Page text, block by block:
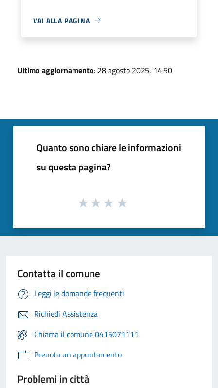
VAI ALLA PAGINA
Ultimo aggiornamento: 28 agosto 2025, 14:50
Quanto sono chiare le informazioni
su questa pagina?
Contatta il comune
Leggi le domande frequenti
Richiedi Assistenza
Chiama il comune 0415071111
Prenota un appuntamento
Problemi in città